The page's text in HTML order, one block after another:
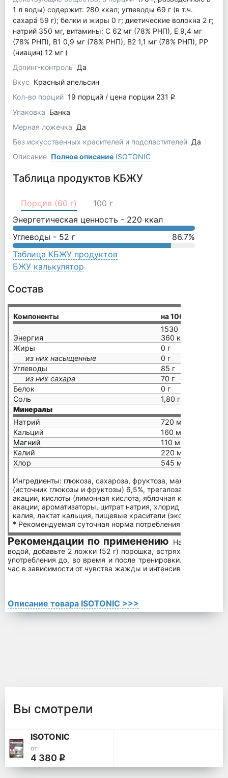
1 л воды) содержит: 280 ккал; углеводы 69 г (в т.ч.
сахарá 59 г); белки и жиры 0 г; диетические волокна 2 г;
натрий 350 мг, витамины: C 62 мг (78% РНП), Е 9,4 мг
(78% РНП), В1 0,9 мг (78% РНП), В2 1,1 мг (78% РНП), РР
(ниацин) 12 мг (
Допинг-контроль Да
Вкус Красный апельсин
Кол-во порций 19 порций / цена порции 231 q
Упаковка Банка
Мерная ложечка Да
Без искусственных красителей и подсластителей Да
Описание Полное описаниеISOTONIC
Таблица продуктов КБЖУ
Порция (60 г)
100 г
Энергетическая ценность - 220 ккал
Углеводы - 52 г 86.7%
Таблица КБЖУ продуктов
БЖУ калькулятор
Состав
Компоненты на 100 г
Энергия
1530 кДж /
360 ккал
Жиры
0 г
из них насыщенные
0 г
Углеводы
85 г
из них сахара
70 г
Белок
0 г
Соль
1,80 г
Минералы
Натрий
720 мг (-)
Кальций
160 мг (20%*)
Магний
110 мг (29%*)
Калий
220 мг (11%*)
Хлор
545 мг (68%*)
Ингредиенты: глюкоза, сахароза, фруктоза,
(источник глюкозы и фруктозы) 6,5%, трегалоза (источник
акации, кислоты (лимонная кислота, яблочная кислота),
акации, ароматизаторы, цитрат натрия, хлорид натрия,
калия, лактат кальция, пищевые красители (экстракт
* Рекомендуемая суточная норма потребления
Рекомендации по применению Наполните
водой, добавьте 2 ложки (52 г) порошка, встряхните и
употребления до, во время и после тренировки. Пейте
час в зависимости от чувства жажды и интенсивности
Описание товара ISOTONIC >>>
Вы смотрели
ISOTONIC
от:
4 380 q